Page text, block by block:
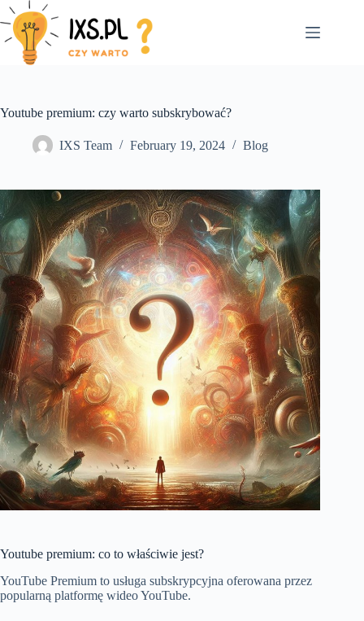
Skip
to
content
Youtube premium: czy warto subskrybować?
IXS Team February 19, 2024 Blog
Youtube premium: co to właściwie jest?
YouTube Premium to usługa subskrypcyjna oferowana przez
popularną platformę wideo YouTube.